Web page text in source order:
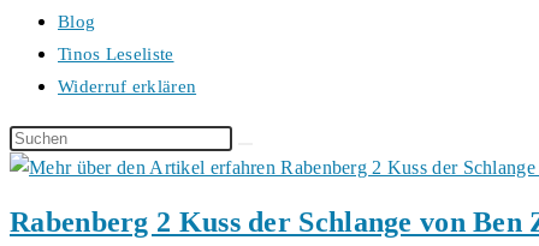
Blog
Tinos Leseliste
Widerruf erklären
Diese
Website
Rabenberg 2 Kuss der Schlange von Ben